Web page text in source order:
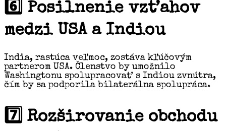
6️⃣ Posilnenie vzťahov
medzi USA a Indiou
India, rastúca veľmoc, zostáva kľúčovým
partnerom USA. Členstvo by umožnilo
Washingtonu spolupracovať s Indiou zvnútra,
čím by sa podporila bilaterálna spolupráca.
7️⃣ Rozširovanie obchodu